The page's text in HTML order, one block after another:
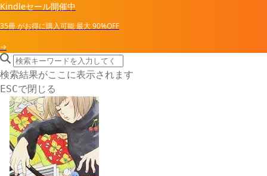
Kindleセール開催中
35冊がお得に購入可能最大90%OFF
→
search icon
サイト内検索
検索結果がここに表示されます
ESCで閉じる